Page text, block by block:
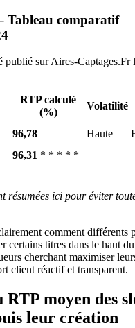
Tableau comparatif
publié sur Aires‑Captages.Fr
RTP calculé
(%)
Volatilité
96,78 Haute
96,31 * * * * *
résumées ici pour éviter
comment différents
certains titres dans le haut
cherchant maximiser
client réactif et transparent.
RTP moyen des
leur création